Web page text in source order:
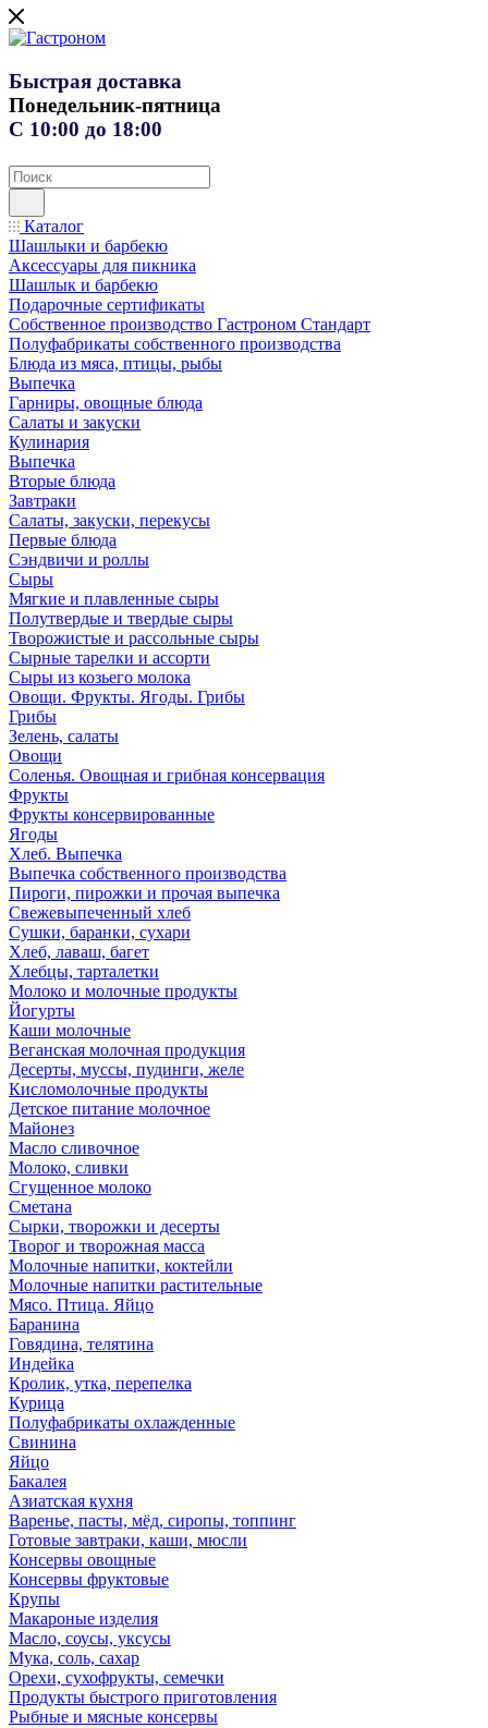
Быстрая доставка
Понедельник-пятница
С 10:00 до 18:00
Каталог
Шашлыки и барбекю
Аксессуары для пикника
Шашлык и барбекю
Подарочные сертификаты
Собственное производство Гастроном Стандарт
Полуфабрикаты собственного производства
Блюда из мяса, птицы, рыбы
Выпечка
Гарниры, овощные блюда
Салаты и закуски
Кулинария
Выпечка
Вторые блюда
Завтраки
Салаты, закуски, перекусы
Первые блюда
Сэндвичи и роллы
Сыры
Мягкие и плавленные сыры
Полутвердые и твердые сыры
Творожистые и рассольные сыры
Сырные тарелки и ассорти
Сыры из козьего молока
Овощи. Фрукты. Ягоды. Грибы
Грибы
Зелень, салаты
Овощи
Соленья. Овощная и грибная консервация
Фрукты
Фрукты консервированные
Ягоды
Хлеб. Выпечка
Выпечка собственного производства
Пироги, пирожки и прочая выпечка
Свежевыпеченный хлеб
Сушки, баранки, сухари
Хлеб, лаваш, багет
Хлебцы, тарталетки
Молоко и молочные продукты
Йогурты
Каши молочные
Веганская молочная продукция
Десерты, муссы, пудинги, желе
Кисломолочные продукты
Детское питание молочное
Майонез
Масло сливочное
Молоко, сливки
Сгущенное молоко
Сметана
Сырки, творожки и десерты
Творог и творожная масса
Молочные напитки, коктейли
Молочные напитки растительные
Мясо. Птица. Яйцо
Баранина
Говядина, телятина
Индейка
Кролик, утка, перепелка
Курица
Полуфабрикаты охлажденные
Свинина
Яйцо
Бакалея
Азиатская кухня
Варенье, пасты, мёд, сиропы, топпинг
Готовые завтраки, каши, мюсли
Консервы овощные
Консервы фруктовые
Крупы
Макароные изделия
Масло, соусы, уксусы
Мука, соль, сахар
Орехи, сухофрукты, семечки
Продукты быстрого приготовления
Рыбные и мясные консервы